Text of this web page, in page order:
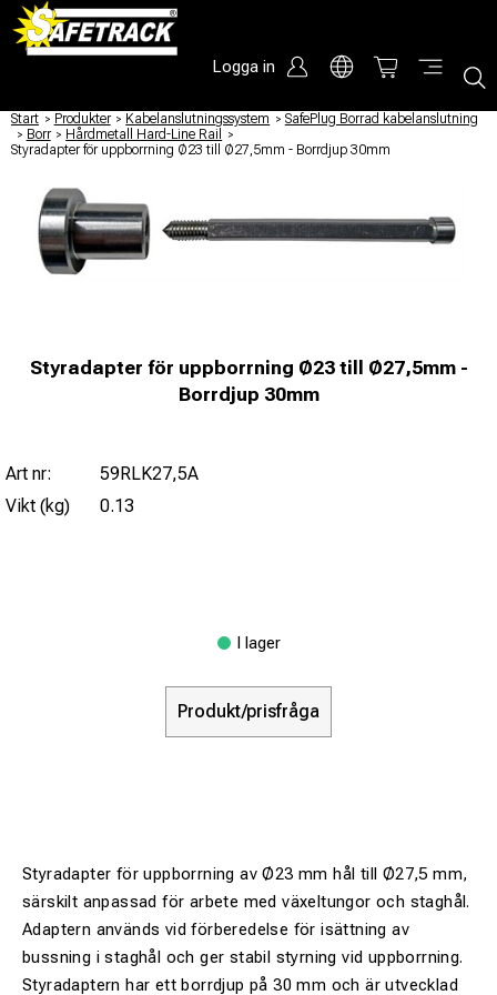
Logga in
Start / Produkter / Kabelanslutningssystem / SafePlug Borrad kabelanslutning
/ Borr / Hårdmetall Hard-Line Rail
/
Styradapter för uppborrning Ø23 till Ø27,5mm - Borrdjup 30mm
Styradapter för uppborrning Ø23 till Ø27,5mm -
Borrdjup 30mm
Art nr:
59RLK27,5A
Vikt (kg)
0.13
I lager
Produkt/prisfråga
Styradapter för uppborrning av Ø23 mm hål till Ø27,5 mm,
särskilt anpassad för arbete med växeltungor och staghål.
Adaptern används vid förberedelse för isättning av
bussning i staghål och ger stabil styrning vid uppborrning.
Styradaptern har ett borrdjup på 30 mm och är utvecklad